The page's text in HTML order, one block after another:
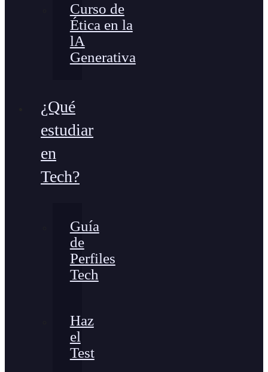
Curso de
Ética en la
lA
Generativa
¿Qué
estudiar
en
Tech?
Guía
de
Perfiles
Tech
Haz
el
Test